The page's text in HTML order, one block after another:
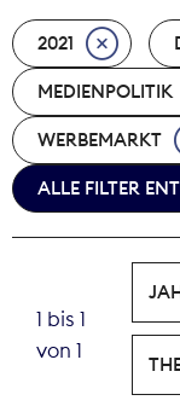
2021
MEDIENPOLITIK
WERBEMARKT
ALLE FILTER
1 bis 1
von 1